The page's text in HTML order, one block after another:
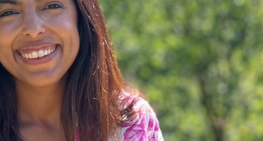
28/07/2026 30/07/2026